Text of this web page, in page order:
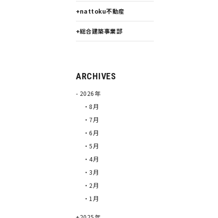
nattoku不動産
総合建築事業部
ARCHIVES
2026年
・8月
・7月
・6月
・5月
・4月
・3月
・2月
・1月